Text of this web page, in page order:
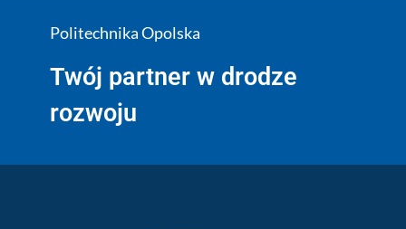
Politechnika Opolska
Twój partner w drodze
rozwoju